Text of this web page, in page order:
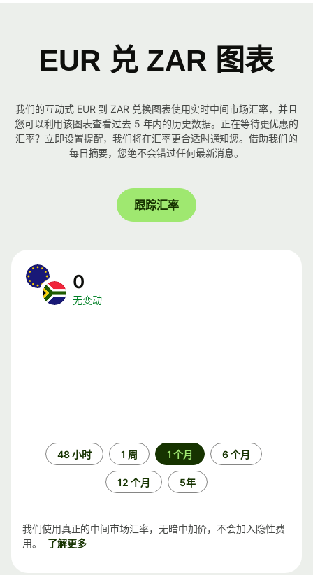
EUR 兑 ZAR 图表
我们的互动式 EUR 到 ZAR 兑换图表使用实时中间市场汇率，并且
您可以利用该图表查看过去 5 年内的历史数据。正在等待更优惠的
汇率？立即设置提醒，我们将在汇率更合适时通知您。借助我们的
每日摘要，您绝不会错过任何最新消息。
跟踪汇率
0
无变动
48 小时 1 周 1 个月 6 个月
12 个月 5年
我们使用真正的中间市场汇率，无暗中加价，不会加入隐性费
用。
了解更多